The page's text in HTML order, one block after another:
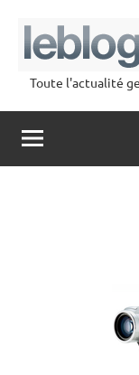
contenu
Toute l'actualité